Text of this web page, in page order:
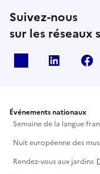
Suivez-nous
sur les réseaux
Linkedin
Événements nationaux
Semaine de la langue
Nuit européenne des
Rendez-vous aux jardins